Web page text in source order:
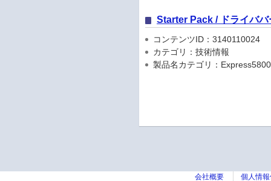
Starter Pack / ドライババ
コンテンツID：3140110024
カテゴリ：技術情報
製品名カテゴリ：
会社概要 個人情